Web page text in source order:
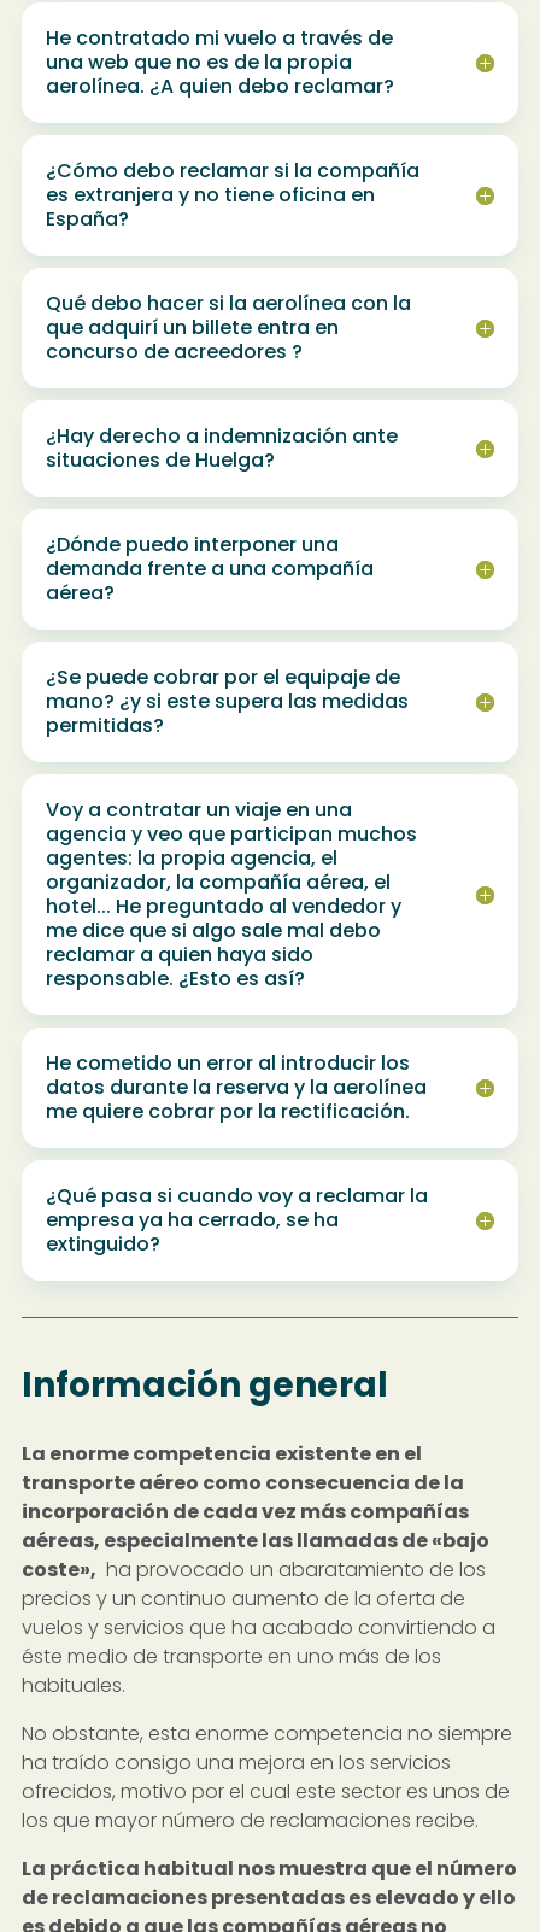
He contratado mi vuelo a través de
una web que no es de la propia
aerolínea. ¿A quien debo reclamar?
¿Cómo debo reclamar si la compañía
es extranjera y no tiene oficina en
España?
Qué debo hacer si la aerolínea con la
que adquirí un billete entra en
concurso de acreedores ?
¿Hay derecho a indemnización ante
situaciones de Huelga?
¿Dónde puedo interponer una
demanda frente a una compañía
aérea?
¿Se puede cobrar por el equipaje de
mano? ¿y si este supera las medidas
permitidas?
Voy a contratar un viaje en una
agencia y veo que participan muchos
agentes: la propia agencia, el
organizador, la compañía aérea, el
hotel... He preguntado al vendedor y
me dice que si algo sale mal debo
reclamar a quien haya sido
responsable. ¿Esto es así?
He cometido un error al introducir los
datos durante la reserva y la aerolínea
me quiere cobrar por la rectificación.
¿Qué pasa si cuando voy a reclamar la
empresa ya ha cerrado, se ha
extinguido?
Información general
La enorme competencia existente en el
transporte aéreo como consecuencia de la
incorporación de cada vez más compañías
aéreas, especialmente las llamadas de «bajo
coste», ha provocado un abaratamiento de los
precios y un continuo aumento de la oferta de
vuelos y servicios que ha acabado convirtiendo a
éste medio de transporte en uno más de los
habituales.
No obstante, esta enorme competencia no siempre
ha traído consigo una mejora en los servicios
ofrecidos, motivo por el cual este sector es unos de
los que mayor número de reclamaciones recibe.
La práctica habitual nos muestra que el número
de reclamaciones presentadas es elevado y ello